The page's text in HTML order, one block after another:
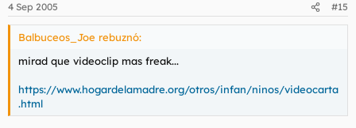
4 Sep 2005 #15
Balbuceos_Joe rebuznó:
mirad que videoclip mas freak...
https://www.hogardelamadre.org/otros/infan/ninos/videocarta
.html